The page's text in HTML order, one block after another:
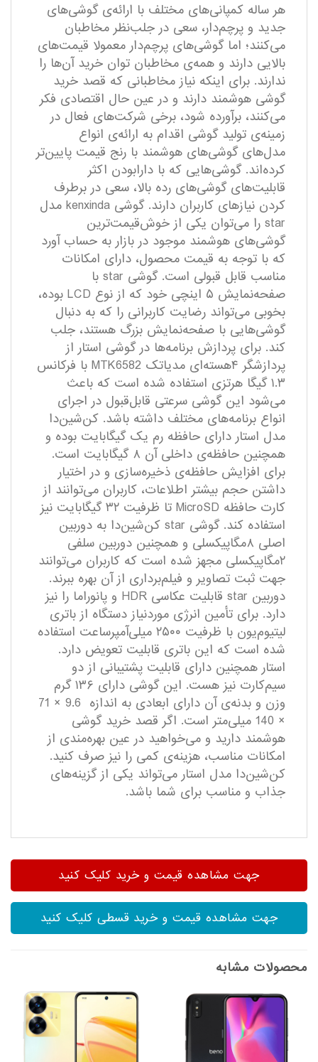
هر ساله کمپانی‌های مختلف با ارائه‌ی گوشی‌های
جدید و پرچم‌دار، سعی در جلب‌نظر مخاطبان
می‌کنند؛ اما گوشی‌های پرچم‌دار معمولا قیمت‌های
بالایی دارند و همه‌ی مخاطبان توان خرید آن‌ها را
ندارند. برای اینکه نیاز مخاطبانی که قصد خرید
گوشی هوشمند دارند و در عین حال اقتصادی فکر
می‌کنند، برآورده شود، برخی شرکت‌های فعال در
زمینه‌ی تولید گوشی اقدام به ارائه‌ی انواع
مدل‌های گوشی‌های هوشمند با رنج قیمت پایین‌تر
کرده‌اند. گوشی‌هایی که با دارابودن اکثر
قابلیت‌های گوشی‌های رده بالا، سعی در برطرف
کردن نیاز‌های کاربران دارند. گوشی kenxinda مدل
star را می‌توان یکی از خوش‌قیمت‌ترین
گوشی‌های هوشمند موجود در بازار به حساب آورد
که با توجه به قیمت محصول، دارای امکانات
مناسب قابل قبولی است. گوشی star با
صفحه‌نمایش ۵ اینچی خود که از نوع LCD بوده،
بخوبی می‌تواند رضایت کاربرانی را که به دنبال
گوشی‌هایی با صفحه‌نمایش بزرگ هستند، جلب
کند. برای پردازش برنامه‌ها در گوشی استار از
پردازشگر ۴هسته‌ای مدیاتک MTK6582 با فرکانس
۱.۳ گیگا هرتزی استفاده شده است که باعث
می‌شود این گوشی سرعتی قابل‌قبول در اجرای
انواع برنامه‌های مختلف داشته باشد. کن‌شین‌دا
مدل استار دارای حافظه رم یک‌ گیگابایت بوده و
همچنین حافظه‌ی داخلی آن ۸ گیگابایت است.
برای افزایش حافظه‌ی ذخیره‌سازی و در اختیار
داشتن حجم بیشتر اطلاعات، کاربران می‌توانند از
کارت حافظه MicroSD تا ظرفیت ۳۲ گیگابایت نیز
استفاده کند. گوشی star کن‌شین‌دا به دوربین
اصلی ۸مگاپیکسلی و همچنین دوربین سلفی
۲مگاپیکسلی مجهز شده است که کاربران می‌توانند
جهت ثبت تصاویر و فیلم‌برداری از آن بهره ببرند.
دوربین star قابلیت عکاسی HDR و پانوراما را نیز
دارد. برای تأمین انرژی موردنیاز دستگاه از باتری
لیتیوم‌یون با ظرفیت ۲۵۰۰ میلی‌آمپرساعت استفاده
شده است که این باتری قابلیت تعویض دارد.
استار همچنین دارای قابلیت پشتیبانی از دو
سیم‌کارت نیز هست. این گوشی دارای ۱۳۶ گرم
وزن و بدنه‌ی آن دارای ابعادی به اندازه 9.6 × 71
× 140 میلی‌متر است. اگر قصد خرید گوشی
هوشمند دارید و می‌خواهید در عین بهره‌مندی از
امکانات مناسب، هزینه‌ی کمی را نیز صرف کنید.
کن‌شین‌دا مدل استار می‌تواند یکی از گزینه‌های
جذاب و مناسب برای شما باشد.
جهت مشاهده قیمت و خرید کلیک کنید
جهت مشاهده قیمت و خرید قسطی کلیک کنید
محصولات مشابه